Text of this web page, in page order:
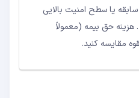
یا سطح امنیت بالایی
هزینه حق بیمه (معمولاً